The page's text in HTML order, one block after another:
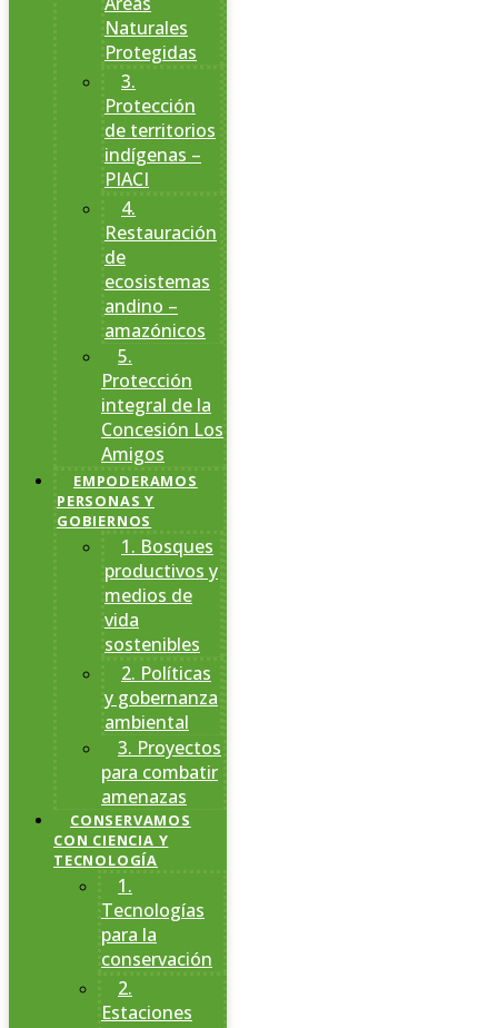
Naturales
Protegidas
3.
Protección
de territorios
indígenas –
PIACI
4.
Restauración
de
ecosistemas
andino –
amazónicos
5.
Protección
integral de la
Concesión Los
Amigos
EMPODERAMOS
PERSONAS Y
GOBIERNOS
1. Bosques
productivos y
medios de
vida
sostenibles
2. Políticas
y gobernanza
ambiental
3. Proyectos
para combatir
amenazas
CONSERVAMOS
CON CIENCIA Y
TECNOLOGÍA
1.
Tecnologías
para la
conservación
2.
Estaciones